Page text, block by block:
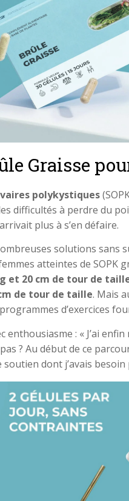
Graisse
polykystiques
difficultés à perdre du
plus à s’en défaire.
solutions sans
atteintes de SOPK
et 20 cm de tour de
de tour de taille. Mais
d’exercices
enthousiasme : « J’ai
? Au début de ce
dont j’avais